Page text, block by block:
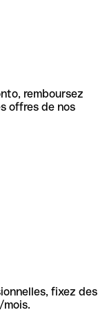
remboursez
offres de nos
fixez des